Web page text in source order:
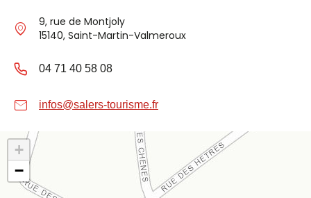
9, rue de Montjoly
15140, Saint-Martin-Valmeroux
04 71 40 58 08
infos@salers-tourisme.fr
+
−